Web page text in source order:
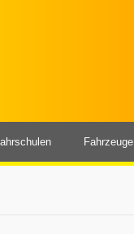
Fahrzeuge